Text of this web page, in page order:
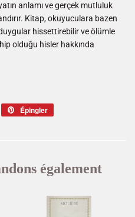
anlamı ve gerçek mutluluk
Kitap, okuyuculara bazen
hissettirebilir ve ölümle
olduğu hisler hakkında
Épingler
également